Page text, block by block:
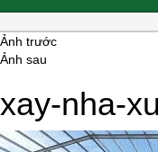
Ảnh trước
Ảnh sau
xay-nha-